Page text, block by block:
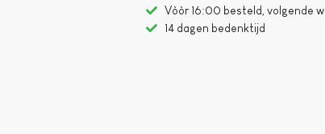
Vòòr 16:00 besteld, volgende
14 dagen bedenktijd